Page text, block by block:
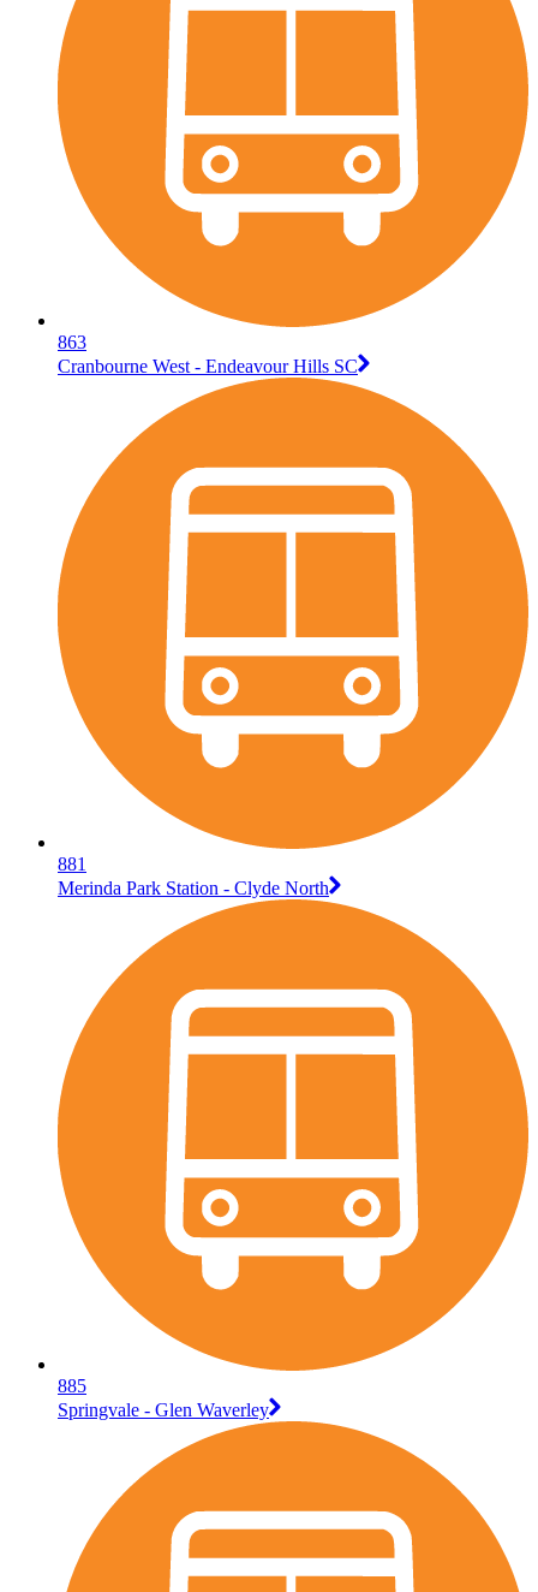
863
Cranbourne West - Endeavour Hills SC
881
Merinda Park Station - Clyde North
885
Springvale - Glen Waverley